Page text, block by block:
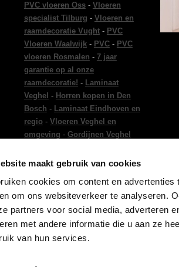
maakt gebruik van cookies
cookies om content en
om ons websiteverkeer te analyseren.
partners voor social media, adverteren
met andere informatie die u aan ze
van hun services.
PVC vloeren Oss- Vloeren
specialist Tilburg - Vloeren en
raamdecoratie Vught- PVC
Vloeren Waalwijk- PVC- PVC
vloeren Rosmalen - 7 jaar
garantie op al onze
raamdecoratie! - Laminaat
Veghel - Horren kopen in Den
Bosch - Laminaat Eindhoven en
regio- Vloeren Veghel en
omgeving - Gordijnen Veghel
Gordijnen Eindhoven- Vloeren
Woninginrichting in Den Bosch
-Vloer leggen in Den Bosch